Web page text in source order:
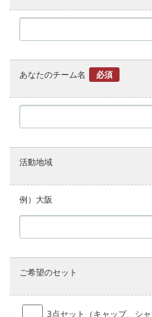
あなたのチーム名 必須
活動地域
例）大阪
ご希望のセット
3点セット（キャップ、シャ